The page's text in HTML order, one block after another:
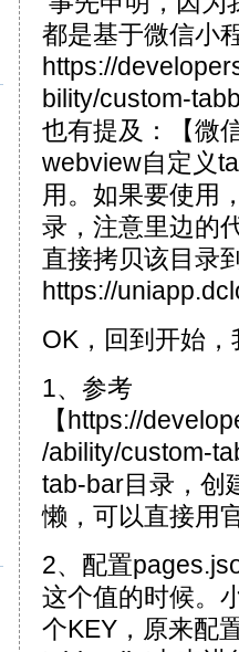
都是基于微信小
https://
bility/custom-
也有提及：【微
webview自定义
用。如果要使用
录，注意里边的
直接拷贝该目录
https://
OK，回到开始
1、参考
【https://
/ability/custom-
tab-bar目录，创
懒，可以直接用
2、配置
这个值的时候。
个KEY，原来配